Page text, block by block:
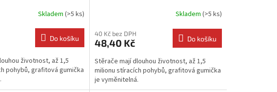
Skladem (>5 ks)
Do košíku
životnost, až 1,5
pohybů, grafitová gumička
Skladem (>5 ks)
40 Kč bez DPH
48,40 Kč Do košíku
Stěrače mají dlouhou životnost, až 1,5
milionu stíracích pohybů, grafitová gumička
je vyměnitelná.